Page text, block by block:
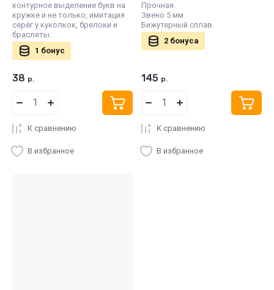
контурное выделение букв на
кружке и не только, имитация
серёг у куколкок, брелоки и
браслеты.
1 бонус
38 р.
К сравнению
В избранное
Прочная.
Звено 5 мм
Бижутерный сплав.
2 бонуса
145 р.
К сравнению
В избранное